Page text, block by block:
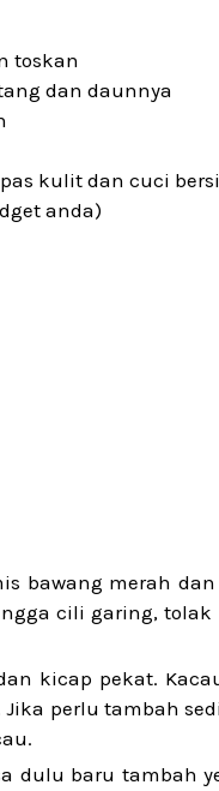
toskan
dan daunnya
kulit dan cuci
anda)
bawang merah
cili garing,
kicap pekat.
perlu tambah
dulu baru tambah